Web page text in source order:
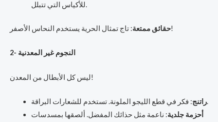
للأكياس التي تتبلل.
حقائق ممتعة: تاج تمثال الحرية يستخدم النحاس الأصفر!
2- النجوم غير المعدنية
ليس كل الأبطال من المعدن!
راتنج: فكر في قطع الليجو الملونة. تستخدم للشعارات البراقة.
أحزمة جلدية: ناعمة مثل حذائك المفضل. ألصقها بمسدسات